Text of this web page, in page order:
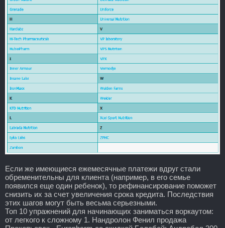
Если же имеющиеся ежемесячные платежи вдруг стали
обременительны для клиента (например, в его семье
появился еще один ребенок), то рефинансирование поможет
снизить их за счет увеличения срока кредита. Последствия
этих шагов могут быть весьма серьезными.
Топ 10 упражнений для начинающих заниматься воркаутом:
от легкого к сложному 1. Нандролон Фенил продажа